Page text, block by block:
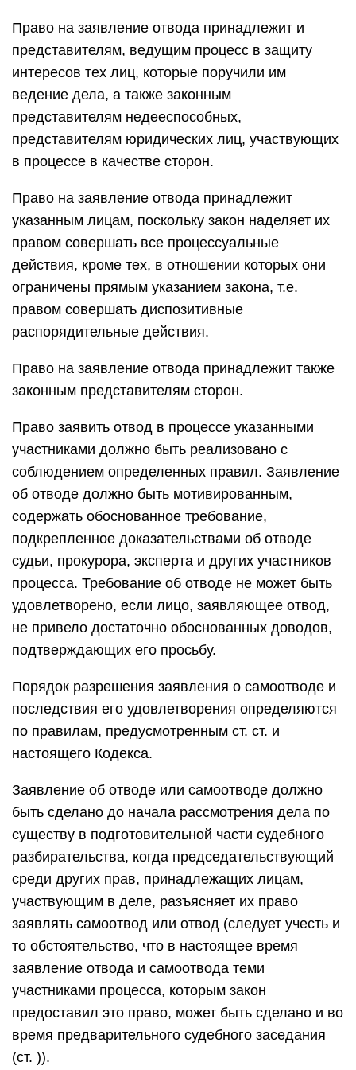
Право на заявление отвода принадлежит и
представителям, ведущим процесс в защиту
интересов тех лиц, которые поручили им
ведение дела, а также законным
представителям недееспособных,
представителям юридических лиц, участвующих
в процессе в качестве сторон.
Право на заявление отвода принадлежит
указанным лицам, поскольку закон наделяет их
правом совершать все процессуальные
действия, кроме тех, в отношении которых они
ограничены прямым указанием закона, т.е.
правом совершать диспозитивные
распорядительные действия.
Право на заявление отвода принадлежит также
законным представителям сторон.
Право заявить отвод в процессе указанными
участниками должно быть реализовано с
соблюдением определенных правил. Заявление
об отводе должно быть мотивированным,
содержать обоснованное требование,
подкрепленное доказательствами об отводе
судьи, прокурора, эксперта и других участников
процесса. Требование об отводе не может быть
удовлетворено, если лицо, заявляющее отвод,
не привело достаточно обоснованных доводов,
подтверждающих его просьбу.
Порядок разрешения заявления о самоотводе и
последствия его удовлетворения определяются
по правилам, предусмотренным ст. ст. и
настоящего Кодекса.
Заявление об отводе или самоотводе должно
быть сделано до начала рассмотрения дела по
существу в подготовительной части судебного
разбирательства, когда председательствующий
среди других прав, принадлежащих лицам,
участвующим в деле, разъясняет их право
заявлять самоотвод или отвод (следует учесть и
то обстоятельство, что в настоящее время
заявление отвода и самоотвода теми
участниками процесса, которым закон
предоставил это право, может быть сделано и во
время предварительного судебного заседания
(ст. )).